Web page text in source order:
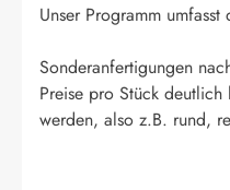
Unser Programm
Sonderanfertigungen
Preise pro Stück
werden, also z.B. rund,